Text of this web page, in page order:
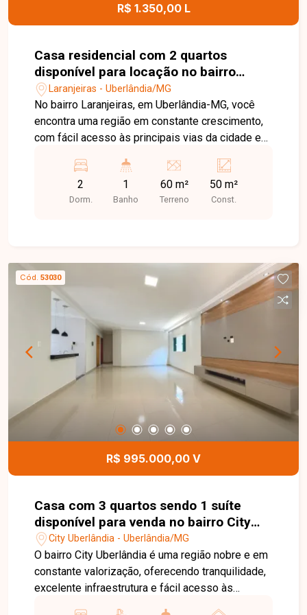
R$ 1.350,00 L
Casa residencial com 2 quartos
disponível para locação no bairro
Laranjeiras em Uberlândia-MG
Laranjeiras - Uberlândia/MG
No bairro Laranjeiras, em Uberlândia-MG, você
encontra uma região em constante crescimento,
com fácil acesso às principais vias da cidade e
farmácias e diversos comércios, oferecendo
praticidade e qualidade de vida. Casa disponível
para locação, composta por sala, 2 quartos,
quem busca conforto e praticidade no dia a dia. O
imóvel não possui vaga de garagem, sendo ideal
para quem não necessita de estacionamento ou
utiliza outros meios de transporte. Uma
excelente oportunidade para morar em uma
região em constante valorização de Uberlândia.
Entre em contato e agende sua visita!
2
Dorm.
1
Banho
60 m²
Terreno
50 m²
Const.
Cód. 53030
R$ 995.000,00 V
Casa com 3 quartos sendo 1 suíte
disponível para venda no bairro City
Uberlândia em Uberlândia-MG
City Uberlândia - Uberlândia/MG
O bairro City Uberlândia é uma região nobre e em
constante valorização, oferecendo tranquilidade,
excelente infraestrutura e fácil acesso às